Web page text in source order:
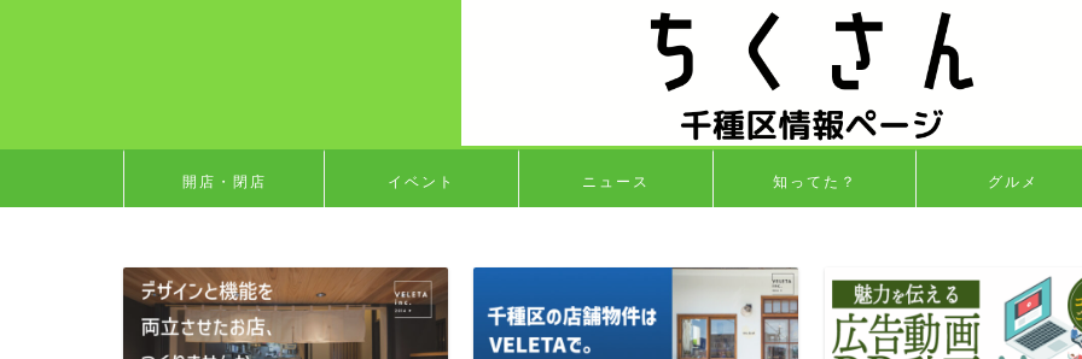
開店・閉店 イベント ニュース 知ってた？ グルメ